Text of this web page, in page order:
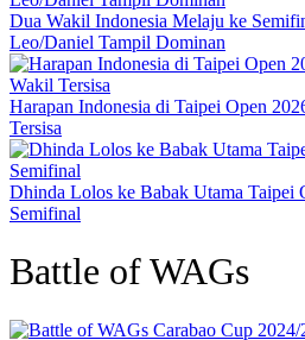
Dua Wakil Indonesia Melaju ke
Leo/Daniel Tampil Dominan
Harapan Indonesia di Taipei Open
Tersisa
Dhinda Lolos ke Babak Utama Taipei
Semifinal
Battle of WAGs